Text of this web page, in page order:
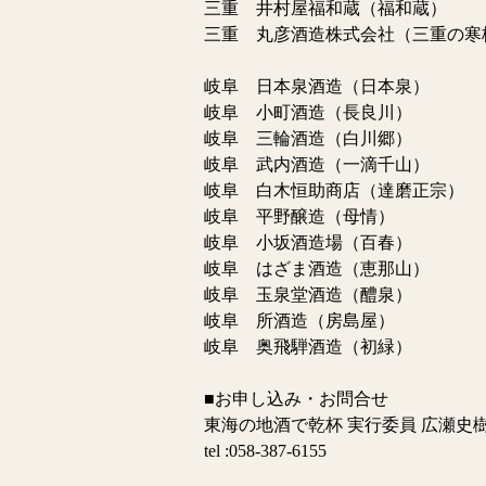
三重 井村屋福和蔵（福和蔵）
三重 丸彦酒造株式会社（三重の寒
岐阜 日本泉酒造（日本泉）
岐阜 小町酒造（長良川）
岐阜 三輪酒造（白川郷）
岐阜 武内酒造（一滴千山）
岐阜 白木恒助商店（達磨正宗）
岐阜 平野醸造（母情）
岐阜 小坂酒造場（百春）
岐阜 はざま酒造（恵那山）
岐阜 玉泉堂酒造（醴泉）
岐阜 所酒造（房島屋）
岐阜 奥飛騨酒造（初緑）
■お申し込み・お問合せ
東海の地酒で乾杯 実行委員 広瀬史
tel :058-387-6155